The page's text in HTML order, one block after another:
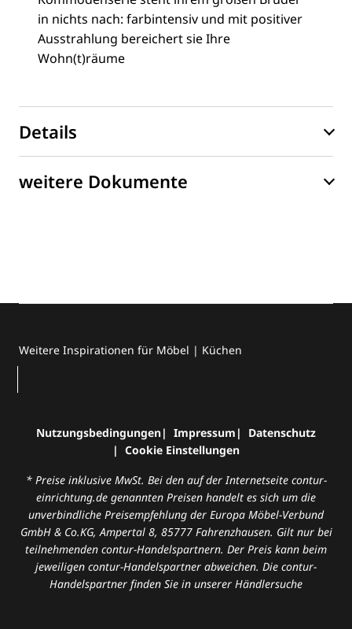
in nichts nach: farbintensiv und mit positiver
Ausstrahlung bereichert sie Ihre
Wohn(t)räume
Details
weitere Dokumente
Weitere Inspirationen für Möbel | Küchen
Nutzungsbedingungen Impressum
Datenschutz
Cookie Einstellungen
* Preise inklusive MwSt. Bei den auf der Internetseite contur-
einrichtung.de genannten Preisen handelt es sich um die
unverbindliche Preisempfehlung der Europa Möbel-Verbund
GmbH & Co.KG, Ampertal 8, 85777 Fahrenzhausen. Gilt nur bei
teilnehmenden contur-Handelspartnern. Der Preis kann beim
jeweiligen contur-Handelspartner abweichen. Die contur-
Handelspartner finden Sie in unserer Händlersuche